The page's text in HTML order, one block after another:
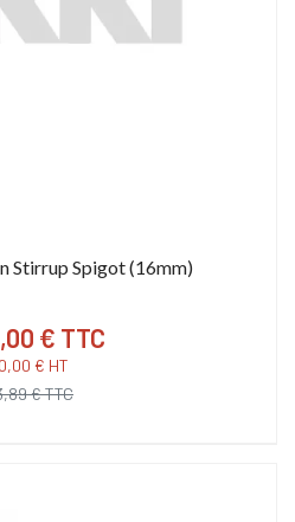
Stirrup Spigot (16mm)
€ TTC
€ HT
€ TTC